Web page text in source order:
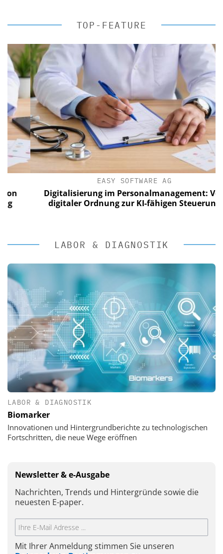
TOP-FEATURE
EASY SOFTWARE AG
Digitalisierung im Personalmanagement: Von
digitaler Ordnung zur KI-fähigen Steuerung
LABOR & DIAGNOSTIK
LABOR & DIAGNOSTIK
Biomarker
Innovationen und Hintergrundberichte zu technologischen
Fortschritten, die neue Wege eröffnen
Newsletter & e-Ausgabe
Nachrichten, Trends und Hintergründe sowie die
neuesten E-paper.
Mit Ihrer Anmeldung stimmen Sie unseren